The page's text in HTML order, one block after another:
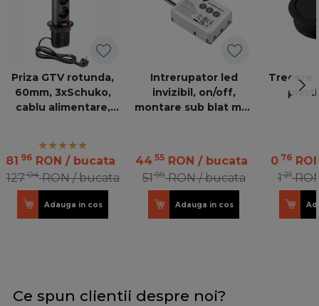
Priza GTV rotunda,
60mm, 3xSchuko,
cablu alimentare,
81 96 RON / bucata
12704 RON / bucata
Adauga in cos
Intrerupator led
invizibil, on/off,
montare sub blat max
44 55 RON / bucata
5199 RON / bucata
Adauga in cos
Trecere
076
121
Ce spun clientii despre noi?